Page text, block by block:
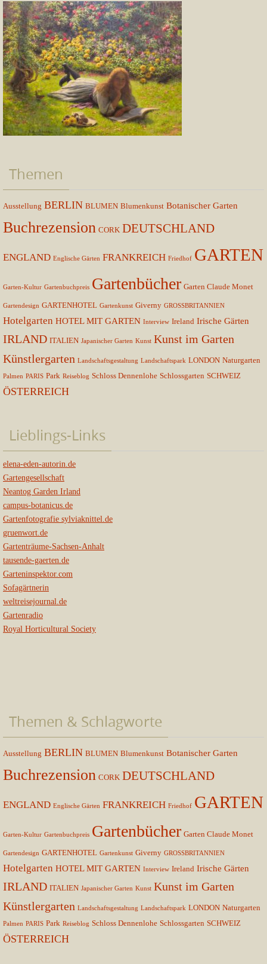
Themen
Ausstellung BERLIN BLUMEN Blumenkunst Botanischer Garten
Buchrezension CORK DEUTSCHLAND
ENGLAND Englische Gärten FRANKREICH Friedhof GARTEN
Garten-Kultur Gartenbuchpreis Gartenbücher Garten Claude Monet
Gartendesign GARTENHOTEL Gartenkunst Giverny GROSSBRITANNIEN
Hotelgarten HOTEL MIT GARTEN Interview Ireland Irische Gärten
IRLAND ITALIEN Japanischer Garten Kunst Kunst im Garten
Künstlergarten Landschaftsgestaltung Landschaftspark LONDON Naturgarten
Palmen PARIS Park Reiseblog Schloss Dennenlohe Schlossgarten SCHWEIZ
ÖSTERREICH
Lieblings-Links
elena-eden-autorin.de
Gartengesellschaft
Neantog Garden Irland
campus-botanicus.de
Gartenfotografie sylviaknittel.de
gruenwort.de
Gartenträume-Sachsen-Anhalt
tausende-gaerten.de
Garteninspektor.com
Sofagärtnerin
weltreisejournal.de
Gartenradio
Royal Horticultural Society
Themen & Schlagworte
Ausstellung BERLIN BLUMEN Blumenkunst Botanischer Garten
Buchrezension CORK DEUTSCHLAND
ENGLAND Englische Gärten FRANKREICH Friedhof GARTEN
Garten-Kultur Gartenbuchpreis Gartenbücher Garten Claude Monet
Gartendesign GARTENHOTEL Gartenkunst Giverny GROSSBRITANNIEN
Hotelgarten HOTEL MIT GARTEN Interview Ireland Irische Gärten
IRLAND ITALIEN Japanischer Garten Kunst Kunst im Garten
Künstlergarten Landschaftsgestaltung Landschaftspark LONDON Naturgarten
Palmen PARIS Park Reiseblog Schloss Dennenlohe Schlossgarten SCHWEIZ
ÖSTERREICH